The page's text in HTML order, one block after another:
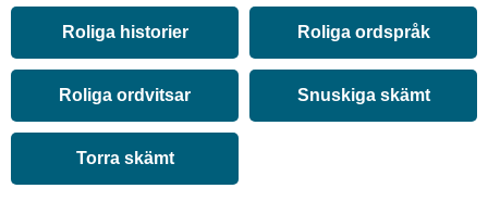
Roliga historier Roliga ordspråk
Roliga ordvitsar Snuskiga skämt
Torra skämt